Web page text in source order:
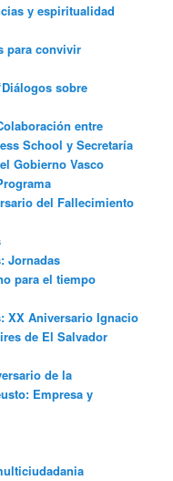
y espiritualidad
para convivir
sobre
entre
School y Secretaría
Gobierno Vasco
del Fallecimiento
Jornadas
para el tiempo
XX Aniversario Ignacio
de El Salvador
de la
Empresa y